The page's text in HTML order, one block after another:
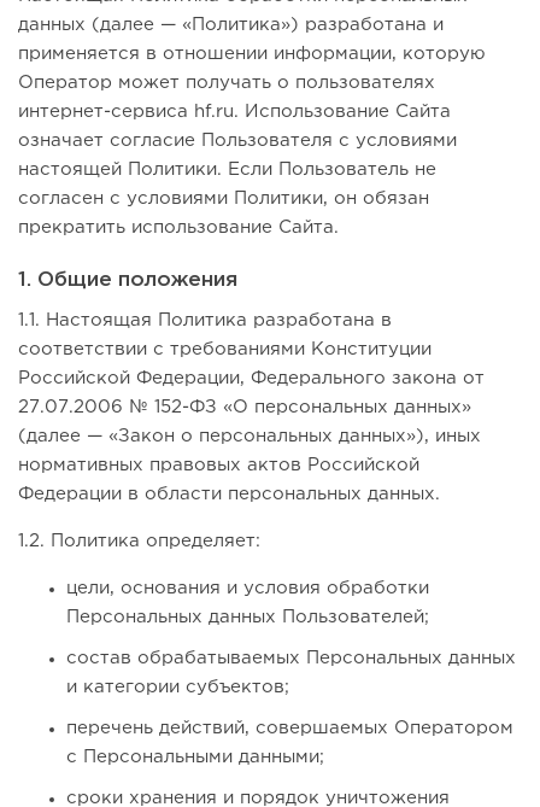
данных (далее — «Политика») разработана и
применяется в отношении информации, которую
Оператор может получать о пользователях
интернет-сервиса hf.ru. Использование Сайта
означает согласие Пользователя с условиями
настоящей Политики. Если Пользователь не
согласен с условиями Политики, он обязан
прекратить использование Сайта.
1. Общие положения
1.1. Настоящая Политика разработана в
соответствии с требованиями Конституции
Российской Федерации, Федерального закона от
27.07.2006 № 152-ФЗ «О персональных данных»
(далее — «Закон о персональных данных»), иных
нормативных правовых актов Российской
Федерации в области персональных данных.
1.2. Политика определяет:
цели, основания и условия обработки
Персональных данных Пользователей;
состав обрабатываемых Персональных данных
и категории субъектов;
перечень действий, совершаемых Оператором
с Персональными данными;
сроки хранения и порядок уничтожения